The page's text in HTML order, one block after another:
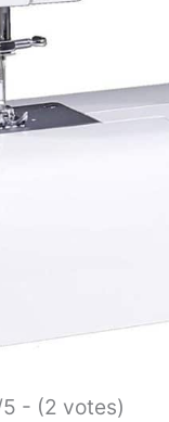
- (2 votes)